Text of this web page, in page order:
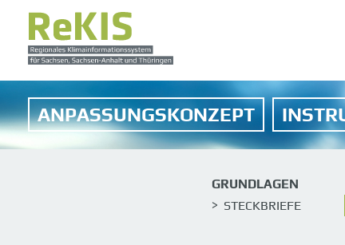
ANPASSUNGSKONZEPT
GRUNDLAGEN
STECKBRIEFE